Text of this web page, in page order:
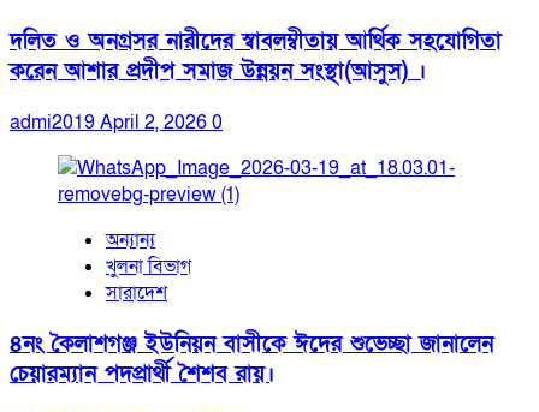
দলিত ও অনগ্রসর নারীদের স্বাবলম্বীতায় আর্থিক সহযোগিতা
করেন আশার প্রদীপ সমাজ উন্নয়ন সংস্থা(আসুস) ।
admi2019April 2, 20260
অন্যান্য
খুলনা বিভাগ
সারাদেশ
৪নং কৈলাশগঞ্জ ইউনিয়ন বাসীকে ঈদের শুভেচ্ছা জানালেন
চেয়ারম্যান পদপ্রার্থী শৈশব রায়।